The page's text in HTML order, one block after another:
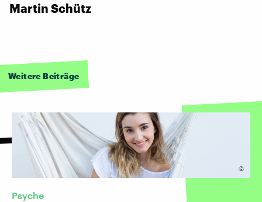
Martin Schütz
Weitere Beiträge
©
Psyche